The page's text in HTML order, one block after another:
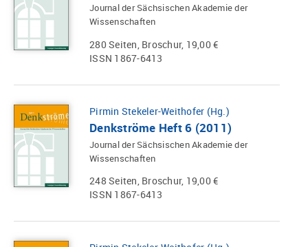
Journal der Sächsischen Akademie der
Wissenschaften
280 Seiten, Broschur, 19,00 €
ISSN 1867-6413
Pirmin Stekeler-Weithofer (Hg.)
Denkströme Heft 6 (2011)
Journal der Sächsischen Akademie der
Wissenschaften
248 Seiten, Broschur, 19,00 €
ISSN 1867-6413